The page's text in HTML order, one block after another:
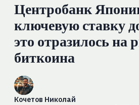
Центробанк
ключевую ставку
это отразилось на
биткоина
Кочетов Николай